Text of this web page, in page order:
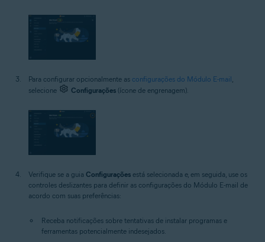
Para configurar opcionalmente as configurações do Módulo E-mail
selecione
Configurações (ícone de engrenagem).
Verifique se a guia Configurações está selecionada e, em seguida, use os
controles deslizantes para definir as configurações do Módulo E-mail de
acordo com suas preferências:
Receba notificações sobre tentativas de instalar programas e
ferramentas potencialmente indesejados.